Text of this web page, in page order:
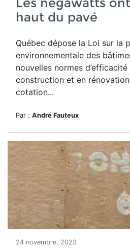
haut du pavé
Québec dépose la Loi sur la
environnementale des
nouvelles normes
construction et en
cotation...
Par : André Fauteux
24 novembre, 2023